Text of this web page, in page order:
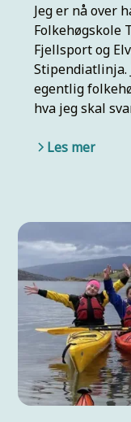
Jeg er nå over
Folkehøgskole
Fjellsport og
Stipendiatlinja.
egentlig
hva jeg skal
Les mer